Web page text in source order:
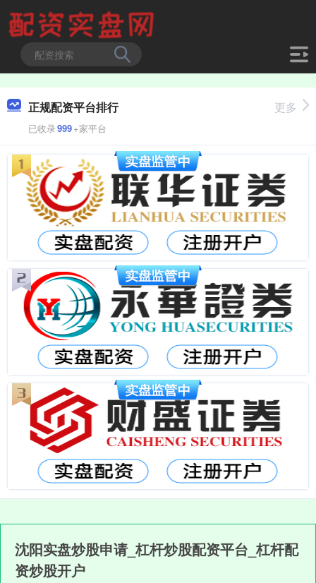
正规配资平台排行
已收录999+家平台
更多
沈阳实盘炒股申请_杠杆炒股配资平台_杠杆配
资炒股开户